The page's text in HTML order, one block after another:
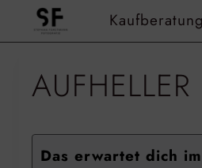
Kaufberatung
AUFHELLER
Das erwartet dich